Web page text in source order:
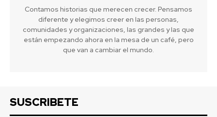
Contamos historias que merecen crecer. Pensamos
diferente y elegimos creer en las personas,
comunidades y organizaciones, las grandes y las que
están empezando ahora en la mesa de un café, pero
que van a cambiar el mundo.
SUSCRIBETE